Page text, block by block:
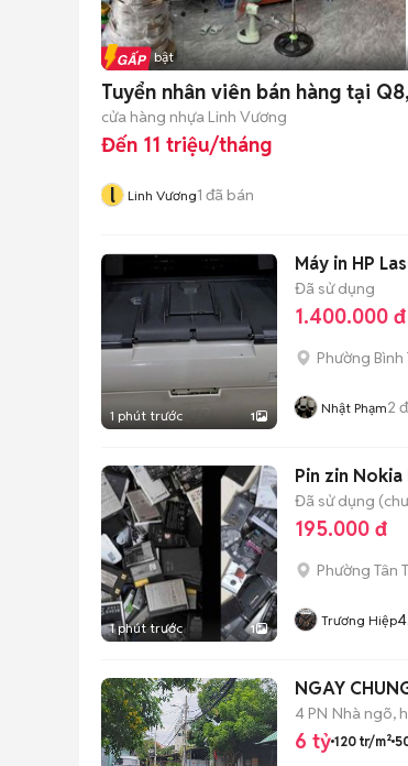
Tin nổi bật
Tuyển nhân viên bán hàng tại
cửa hàng nhựa Linh Vương
Đến 11 triệu/tháng
l Linh Vương1 đã bán
1 phút trước 1
Máy in HP
Đã sử dụng
1.400.000 đ
Phường
Nhật Phạm2
1 phút trước 1
Pin zin
Đã sử dụng
195.000 đ
Phường Tân
Trương Hiệp
NGAY
4 PN Nhà ngõ,
6 tỷ 120 tr/m²